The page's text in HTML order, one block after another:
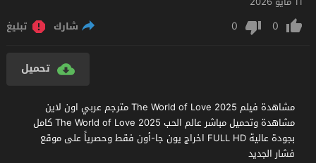
0
0 شارك تبليغ
تحميل
مشاهدة فيلم The World of Love 2025 مترجم عربي اون لاين
مشاهدة وتحميل مباشر عالم الحب The World of Love 2025 كامل
بجودة عالية FULL HD اخراج يون جا-أون فقط وحصرياً على موقع
فشار الجديد